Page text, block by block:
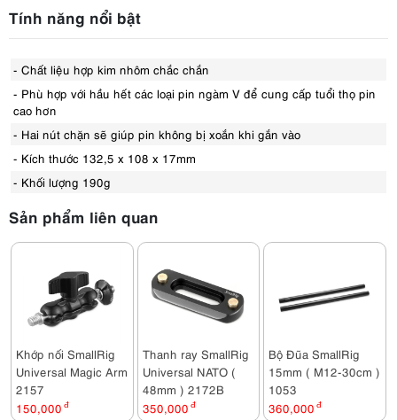
Tính năng nổi bật
- Chất liệu hợp kim nhôm chắc chắn
- Phù hợp với hầu hết các loại pin ngàm V để cung cấp tuổi thọ pin
cao hơn
- Hai nút chặn sẽ giúp pin không bị xoắn khi gắn vào
- Kích thước 132,5 x 108 x 17mm
- Khối lượng 190g
Sản phẩm liên quan
Khớp nối SmallRig
Universal Magic Arm
2157
150,000 đ
Thanh ray SmallRig
Universal NATO (
48mm ) 2172B
350,000 đ
Bộ Đũa SmallRig
15mm ( M12-30cm )
1053
360,000 đ